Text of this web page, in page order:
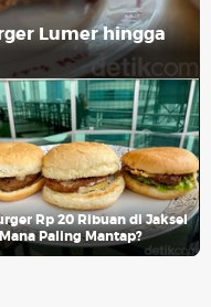
Lumer hingga
Rp 20 Ribuan di Jaksel
Paling Mantap?